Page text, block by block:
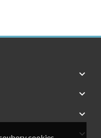



